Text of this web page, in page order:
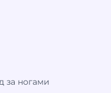
за ногами